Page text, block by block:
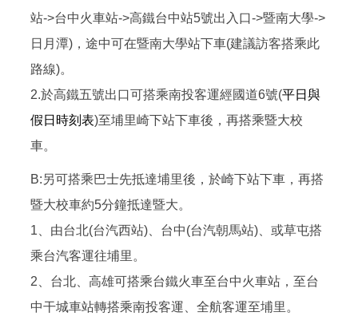
站->台中火車站->高鐵台中站5號出入口->暨南大學->
日月潭)，途中可在暨南大學站下車(建議訪客搭乘此
路線)。
2.於高鐵五號出口可搭乘南投客運經國道6號(平日與
假日時刻表)至埔里崎下站下車後，再搭乘暨大校
車。
B:另可搭乘巴士先抵達埔里後，於崎下站下車，再搭
暨大校車約5分鐘抵達暨大。
1、由台北(台汽西站)、台中(台汽朝馬站)、或草屯搭
乘台汽客運往埔里。
2、台北、高雄可搭乘台鐵火車至台中火車站，至台
中干城車站轉搭乘南投客運、全航客運至埔里。